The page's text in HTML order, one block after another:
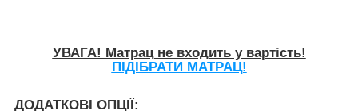
УВАГА! Матрац не входить у вартість!
ПІДІБРАТИ МАТРАЦ!
ДОДАТКОВІ ОПЦІЇ: